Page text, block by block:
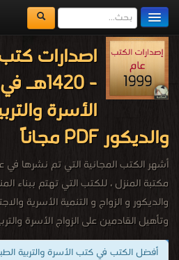
مكتبة الكتب
المكتبات
يُقرأ حالياً
الفهرس
-
الأسرة
والديكور PDF مجاناً
أشهر الكتب المجانية التي تم نشرها في عام
مكتبة المنزل ، للكتب التي تهتم ببناء
والديكور و الزواج و التنمية الأسرية
وتأهيل القادمين على الزواج الأسرة
.
أفضل الكتب في كتب الأسرة والتربية